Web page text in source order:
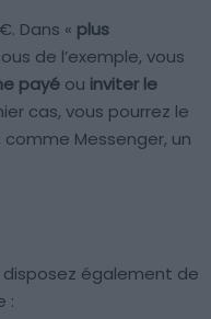
Dans « plus
de l’exemple, vous
payé ou inviter le
cas, vous pourrez le
Messenger, un
disposez également de
: